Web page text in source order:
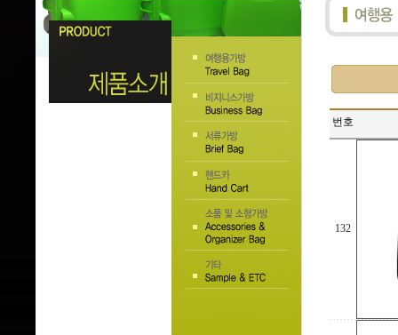
번호
132